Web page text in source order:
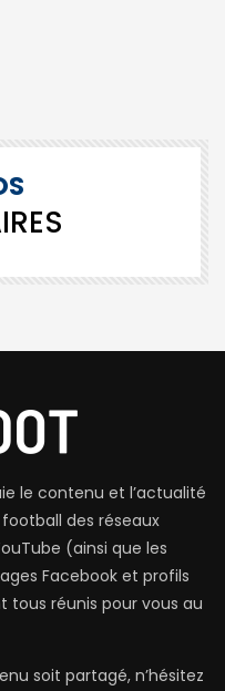
le contenu et l’actualité
des réseaux
(ainsi que les
Facebook et profils
tous réunis pour vous au
soit partagé, n’hésitez